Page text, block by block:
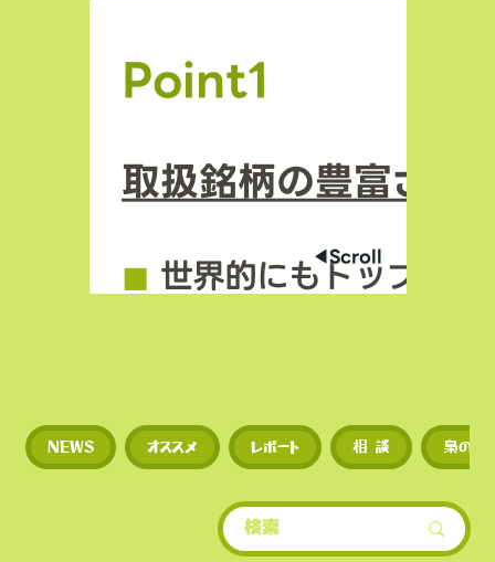
Point1
取扱銘柄の豊富さ
◼︎ 世界的にもトップクラ
◼︎新規トークンや草コイ
期に上場するため、投資
多い。
◀︎Scroll
NEWS オススメ レポート 相 談 梟のひ